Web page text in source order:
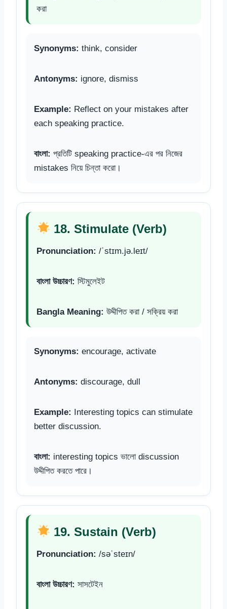
করা
Synonyms: think, consider
Antonyms: ignore, dismiss
Example: Reflect on your mistakes after
each speaking practice.
বাংলা: প্রতিটি speaking practice-এর পর নিজের
mistakes নিয়ে চিন্তা করো।
18. Stimulate (Verb)
Pronunciation: /ˈstɪm.jə.leɪt/
বাংলা উচ্চারণ: স্টিমুলেইট
Bangla Meaning: উদ্দীপিত করা / সক্রিয় করা
Synonyms: encourage, activate
Antonyms: discourage, dull
Example: Interesting topics can stimulate
better discussion.
বাংলা: interesting topics ভালো discussion
উদ্দীপিত করতে পারে।
19. Sustain (Verb)
Pronunciation: /səˈsteɪn/
বাংলা উচ্চারণ: সাসটেইন